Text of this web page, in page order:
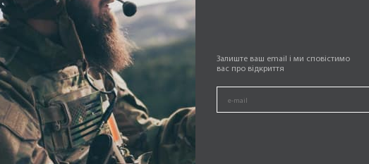
БІВАЧНЕ СПОРЯДЖЕННЯ
Залиште ваш email і ми сповістимо
вас про відкриття